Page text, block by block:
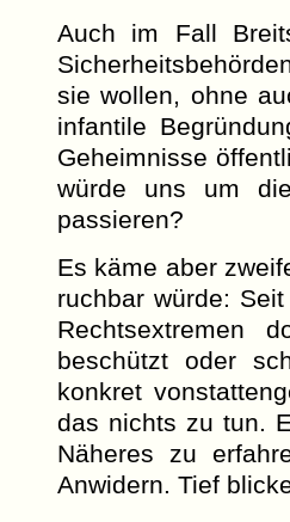
Auch im Fall
sie wollen, ohne
infantile
Geheimnisse
würde uns um
passieren?
Es käme aber
ruchbar würde:
Rechtsextremen
beschützt oder
konkret
das nichts zu tun.
Näheres zu
Anwidern. Tief